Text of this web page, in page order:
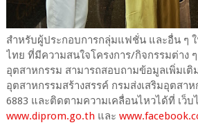
สำหรับผู้ประกอบการกลุ่มแฟชั่น และอื่น ๆ
ไทย ที่มีความสนใจโครงการ/กิจกรรมต่าง
อุตสาหกรรม สามารถสอบถามข้อมูลเพิ่มเ
อุตสาหกรรมสร้างสรรค์ กรมส่งเสริมอุตสา
6883 และติดตามความเคลื่อนไหวได้ที่ เว็บ
www.diprom.go.th และ